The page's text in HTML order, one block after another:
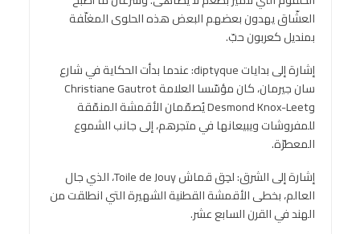
العشّاق يهدون بعضهم البعض هذه الحلوى المغلّفة
بمنديل كعربون حبّ.
إشارة إلى بدايات diptyque: عندما بدأت الحكاية في شارع
سان جيرمان، كان مؤسّسا العلامة Christiane Gautrot
وDesmond Knox-Leet يُصمّمان الأقمشة المنمّقة
للمفروشات ويبيعانها في متجرهم، إلى جانب الشموع
المعطرّة.
إشارة إلى الشرق: لحِق قماش Toile de Jouy، الذي جال
العالم، بخطى الأقمشة القطنية الشهيرة التي انطلقت من
الهند في القرن السابع عشر.